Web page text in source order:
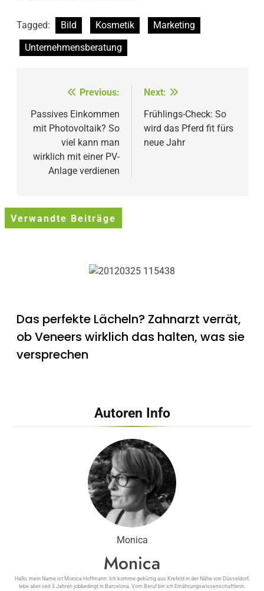
Tagged: Bild Kosmetik
Marketing
Unternehmensberatung
Beitragsnavigation
Previous:
Passives Einkommen
mit Photovoltaik? So
viel kann man
wirklich mit einer PV-
Anlage verdienen
Next:
Frühlings-Check: So
wird das Pferd fit fürs
neue Jahr
Verwandte Beiträge
Das perfekte Lächeln? Zahnarzt verrät,
ob Veneers wirklich das halten, was sie
versprechen
Summer Glow als Umsatzbooster –
Wie Kosmetikstudios saisonale Trends
für sich nutzen
Autoren Info
Monica
Monica
Hallo, mein Name ist Monica Hoffmann. Ich komme gebürtig aus Krefeld in der Nähe von Düsseldorf,
lebe aber seit 3 Jahren jobbedingt in Barcelona. Vom Beruf bin ich Ernährungswissenschaftlerin.